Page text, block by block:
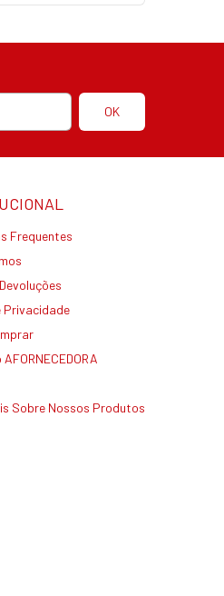
Frequentes
Privacidade
Sobre Nossos Produtos